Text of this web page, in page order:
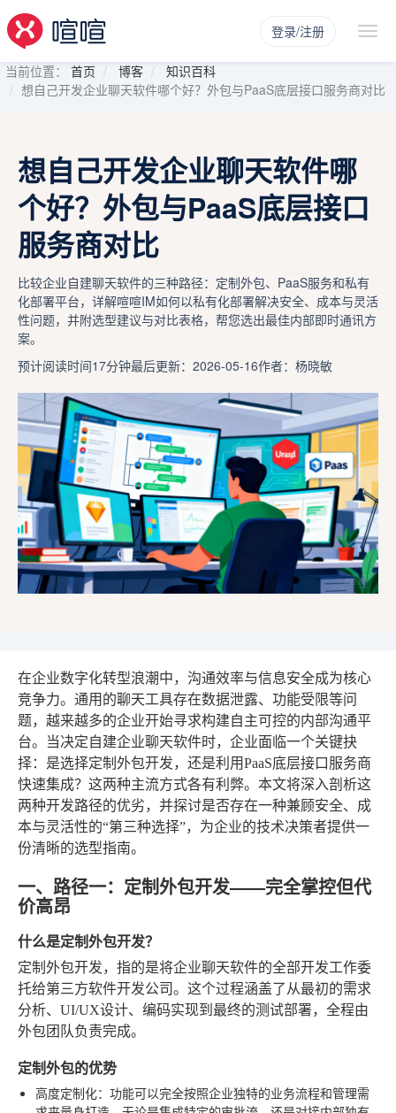
登录/注册
当前位置： 首页 博客
知识百科
想自己开发企业聊天软件哪个好？外包与PaaS底层接口服务商对比
想自己开发企业聊天软件哪
个好？外包与PaaS底层接口
服务商对比
比较企业自建聊天软件的三种路径：定制外包、PaaS服务和私有
化部署平台，详解喧喧IM如何以私有化部署解决安全、成本与灵活
性问题，并附选型建议与对比表格，帮您选出最佳内部即时通讯方
案。
预计阅读时间17分钟最后更新：2026-05-16作者：杨晓敏
在企业数字化转型浪潮中，沟通效率与信息安全成为核心
竞争力。通用的聊天工具存在数据泄露、功能受限等问
题，越来越多的企业开始寻求构建自主可控的内部沟通平
台。当决定自建企业聊天软件时，企业面临一个关键抉
择：是选择定制外包开发，还是利用PaaS底层接口服务商
快速集成？这两种主流方式各有利弊。本文将深入剖析这
两种开发路径的优劣，并探讨是否存在一种兼顾安全、成
本与灵活性的“第三种选择”，为企业的技术决策者提供一
份清晰的选型指南。
一、路径一：定制外包开发——完全掌控但代
价高昂
什么是定制外包开发？
定制外包开发，指的是将企业聊天软件的全部开发工作委
托给第三方软件开发公司。这个过程涵盖了从最初的需求
分析、UI/UX设计、编码实现到最终的测试部署，全程由
外包团队负责完成。
定制外包的优势
高度定制化：功能可以完全按照企业独特的业务流程和管理需